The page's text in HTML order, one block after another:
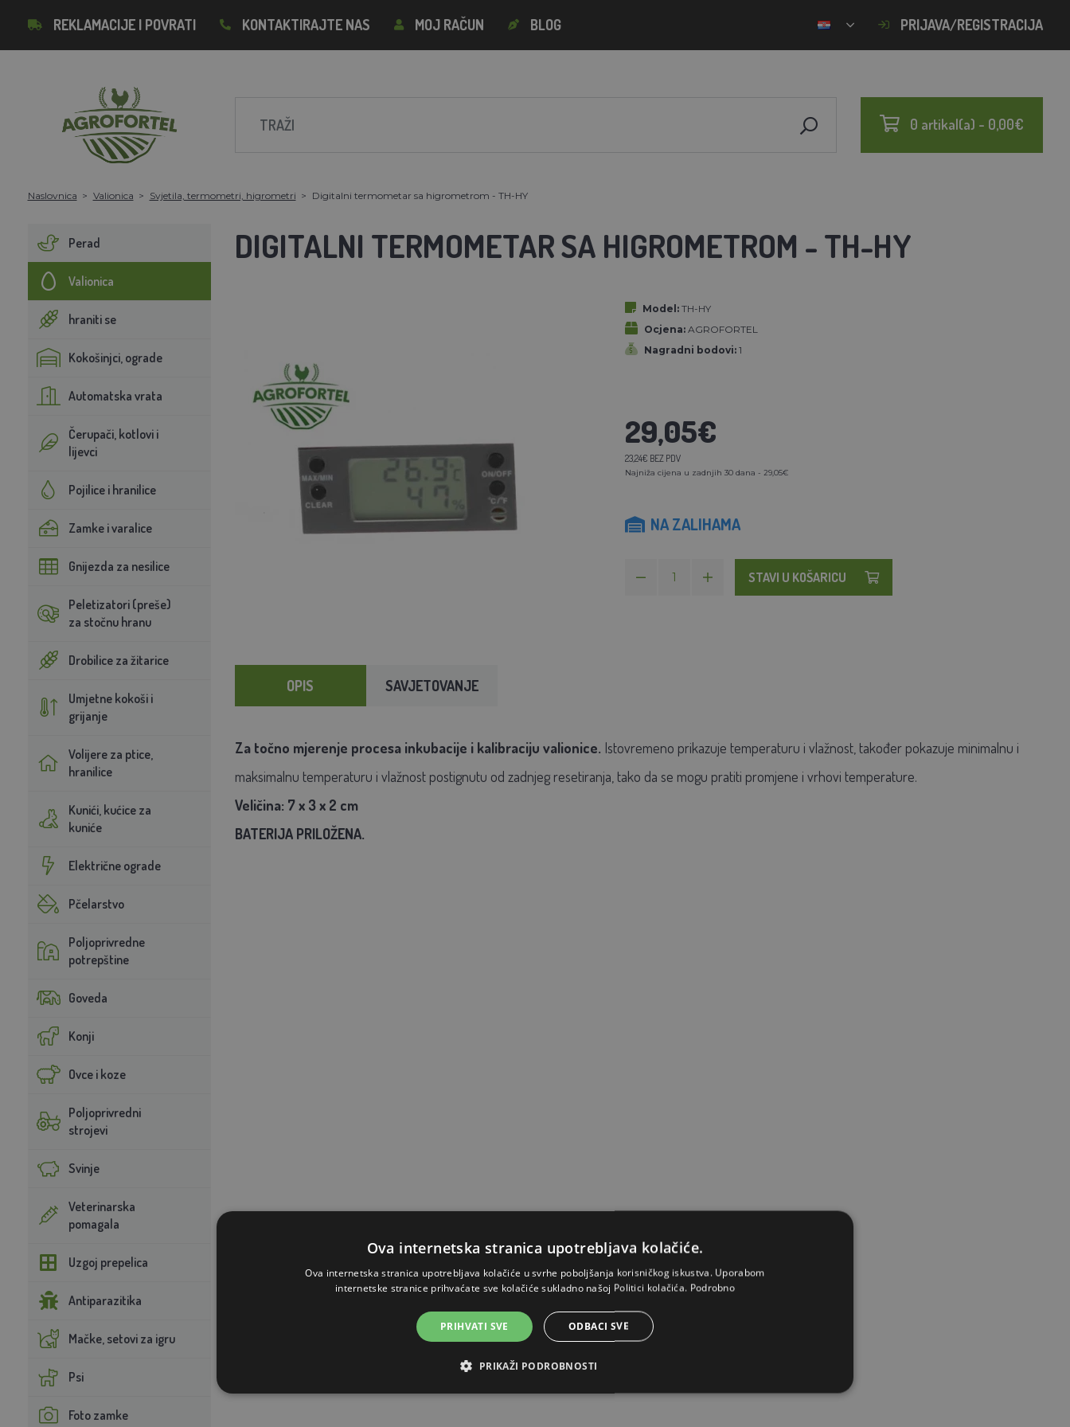
REKLAMACIJE I POVRATI KONTAKTIRAJTE NAS MOJ RAČUN BLOG PRIJAVA/REGISTRACIJA
0 artikal(a) - 0,00€
Naslovnica Valionica Svjetila, termometri, higrometri Digitalni termometar sa higrometrom - TH-HY
Perad
Valionica
hraniti se
Kokošinjci, ograde
Automatska vrata
Čerupači, kotlovi i
lijevci
Pojilice i hranilice
Zamke i varalice
Gnijezda za nesilice
Peletizatori (preše)
za stočnu hranu
Drobilice za žitarice
Umjetne kokoši i
grijanje
Volijere za ptice,
hranilice
Kunići, kućice za
kuniće
Električne ograde
Pčelarstvo
Poljoprivredne
potrepštine
Goveda
Konji
Ovce i koze
Poljoprivredni
strojevi
Svinje
Veterinarska
pomagala
Uzgoj prepelica
Antiparazitika
Mačke, setovi za igru
Psi
Foto zamke
DIGITALNI TERMOMETAR SA HIGROMETROM - TH-HY
Model: TH-HY
Ocjena: AGROFORTEL
Nagradni bodovi: 1
29,05€
23,24€ BEZ PDV
Najniža cijena u zadnjih 30 dana - 29,05€
NA ZALIHAMA
STAVI U KOŠARICU
OPIS SAVJETOVANJE
Za točno mjerenje procesa inkubacije i kalibraciju valionice. Istovremeno prikazuje temperaturu i vlažnost, također pokazuje minimalnu i
maksimalnu temperaturu i vlažnost postignutu od zadnjeg resetiranja, tako da se mogu pratiti promjene i vrhovi temperature.
Veličina: 7 x 3 x 2 cm
BATERIJA PRILOŽENA.
Ova internetska stranica upotrebljava kolačiće.
Ova internetska stranica upotrebljava kolačiće u svrhe poboljšanja korisničkog iskustva. Uporabom
internetske stranice prihvaćate sve kolačiće sukladno našoj Politici kolačića. Podrobno
PRIHVATI SVE ODBACI SVE
PRIKAŽI PODROBNOSTI